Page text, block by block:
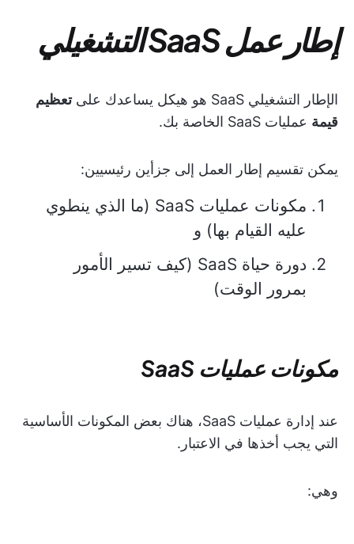
إطار عمل SaaS التشغيلي
الإطار التشغيلي SaaS هو هيكل يساعدك على
تعظيم
قيمة عمليات SaaS الخاصة بك.
يمكن تقسيم إطار العمل إلى جزأين رئيسيين:
مكونات عمليات SaaS (ما الذي ينطوي
عليه القيام بها) و
دورة حياة SaaS (كيف تسير الأمور
بمرور الوقت)
مكونات عمليات SaaS
عند إدارة عمليات SaaS، هناك بعض المكونات الأساسية
التي يجب أخذها في الاعتبار.
وهي: